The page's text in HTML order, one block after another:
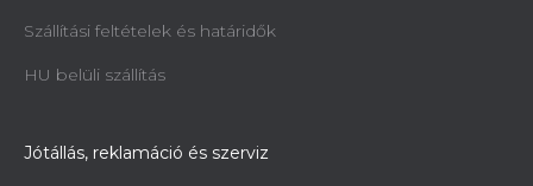
Szállítási feltételek és határidők
HU belüli szállítás
Jótállás, reklamáció és szerviz